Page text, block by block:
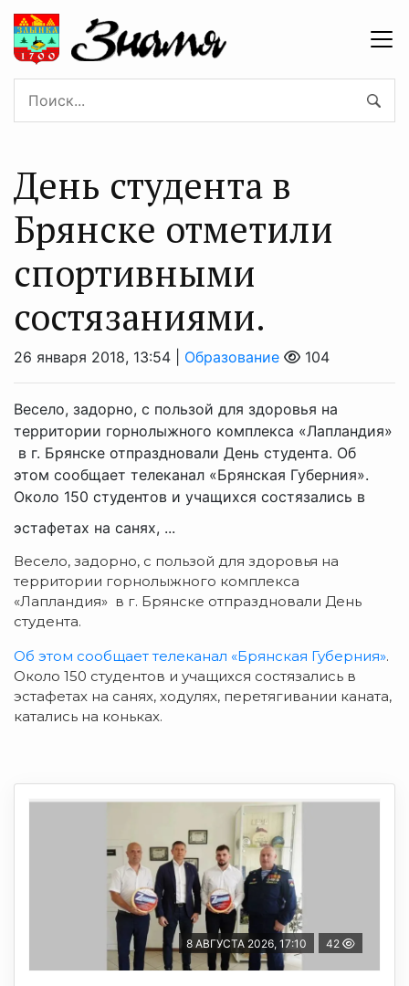
День студента в
Брянске отметили
спортивными
состязаниями.
26 января 2018, 13:54 | Образование 104
Весело, задорно, с пользой для здоровья на
территории горнолыжного комплекса «Лапландия»
в г. Брянске отпраздновали День студента. Об
этом сообщает телеканал «Брянская Губерния».
Около 150 студентов и учащихся состязались в
эстафетах на санях, ...
Весело, задорно, с пользой для здоровья на
территории горнолыжного комплекса
«Лапландия» в г. Брянске отпраздновали День
студента.
Об этом сообщает телеканал «Брянская Губерния».
Около 150 студентов и учащихся состязались в
эстафетах на санях, ходулях, перетягивании каната,
катались на коньках.
8 АВГУСТА 2026, 17:10 42